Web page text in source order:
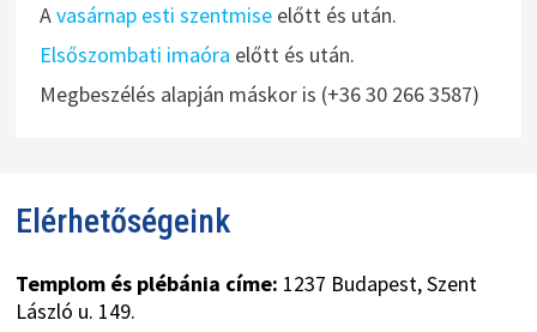
Avasárnap esti szentmiseelőtt és után.
Elsőszombati imaóra előtt és után.
Megbeszélés alapján máskor is (+36 30 266 3587)
Elérhetőségeink
Templom és plébánia címe: 1237 Budapest, Szent
László u. 149.